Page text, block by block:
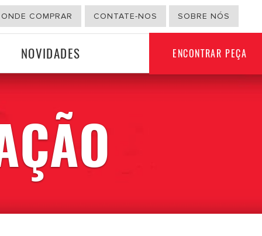
ONDE COMPRAR CONTATE-NOS SOBRE NÓS
NOVIDADES ENCONTRAR PEÇA